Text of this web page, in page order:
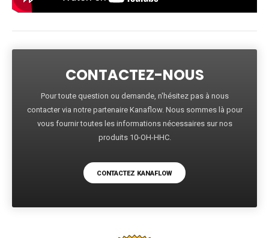
CONTACTEZ-NOUS
Pour toute question ou demande, n'hésitez pas à nous
contacter via notre partenaire Kanaflow. Nous sommes là pour
vous fournir toutes les informations nécessaires sur nos
produits 10-OH-HHC.
CONTACTEZ KANAFLOW